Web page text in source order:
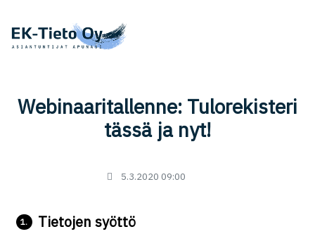
Webinaaritallenne: Tulorekisteri
tässä ja nyt!
5.3.2020 09:00
1. Tietojen syöttö